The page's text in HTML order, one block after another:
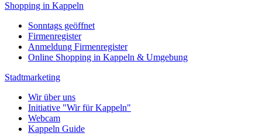
Shopping in Kappeln
Sonntags geöffnet
Firmenregister
Anmeldung Firmenregister
Online Shopping in Kappeln & Umgebung
Stadtmarketing
Wir über uns
Initiative "Wir für Kappeln"
Webcam
Kappeln Guide